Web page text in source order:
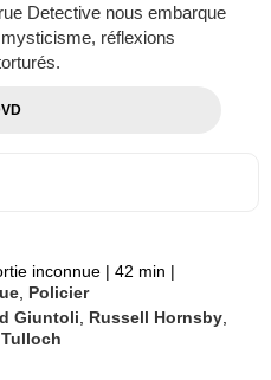
Detective nous embarque
réflexions
inconnue | 42 min |
Policier
Giuntoli Russell Hornsby